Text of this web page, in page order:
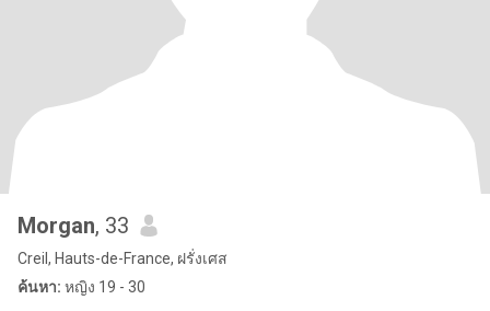
Morgan, 33
Creil, Hauts-de-France, ฝรั่งเศส
ค้นหา: หญิง 19 - 30